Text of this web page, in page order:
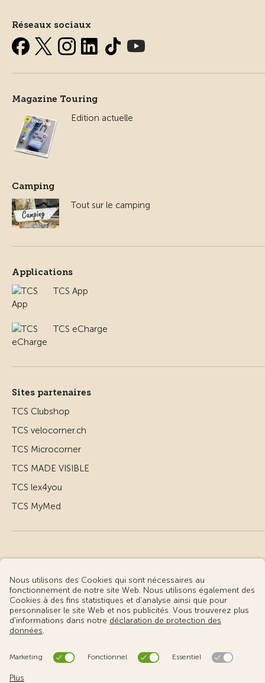
Réseaux sociaux
Magazine Touring
Edition actuelle
Camping
Tout sur le camping
Applications
TCS App
TCS eCharge
Sites partenaires
TCS Clubshop
TCS velocorner.ch
TCS Microcorner
TCS MADE VISIBLE
TCS lex4you
TCS MyMed
Conditions d’utilisation – informations juridiques